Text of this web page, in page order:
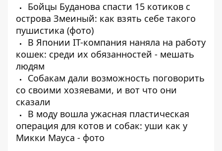
Бойцы Буданова спасти 15 котиков с
острова Змеиный: как взять себе такого
пушистика (фото)
В Японии IT-компания наняла на работу
кошек: среди их обязанностей - мешать
людям
Собакам дали возможность поговорить
со своими хозяевами, и вот что они
сказали
В моду вошла ужасная пластическая
операция для котов и собак: уши как у
Микки Мауса - фото